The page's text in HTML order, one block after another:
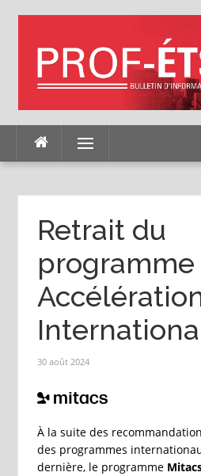
Menu
Retrait du
30 août 2024
À la suite des
des programmes
dernière, le programme